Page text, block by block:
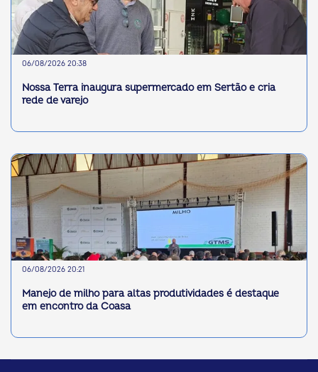
06/08/2026 20:38
Nossa Terra inaugura supermercado em Sertão e cria
rede de varejo
06/08/2026 20:21
Manejo de milho para altas produtividades é destaque
em encontro da Coasa